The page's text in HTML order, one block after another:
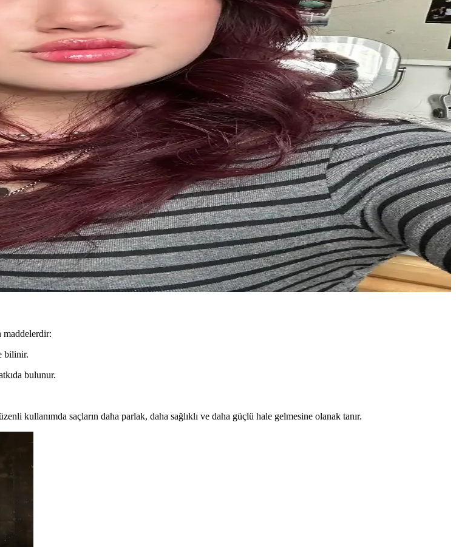
bir görünüm kazandırır, pratik kullanımıyla günlük ve özel günler için ideal.
yeniden şekillendiriyor. Bu yaklaşım, bireysel özgürlük ve rahatlığı ön plana çıkarıyor.
etkiler. Bu makalede, bu sorunların nedenleri ve etkili bakım çözümleri ele alınmaktadır.
hafif malzemesiyle rahatlık sağlar. Renk solması ve dolanma sorunlarına rağmen, çok yönlü kullanım
Bir Arada
günlük ve özel günlerinizde kullanabileceğiniz ideal saç aksesuarları sunar.
Tarzlar
doğal ve estetik bir görünüm yaratır. Monolid gözlere özel teknikler özgüveni artırır.
bilinir.
bulunur.
kullanımda saçların daha parlak, daha sağlıklı ve daha güçlü hale gelmesine olanak tanır.